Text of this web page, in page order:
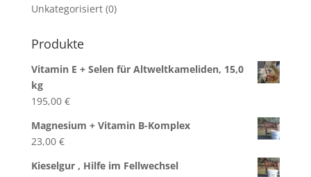
Unkategorisiert (0)
Produkte
Vitamin E + Selen für Altweltkameliden, 15,0
kg
195,00 €
Magnesium + Vitamin B-Komplex
23,00 €
Kieselgur , Hilfe im Fellwechsel